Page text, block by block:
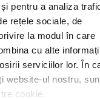
pentru a analiza
rețele sociale, de
la modul în care
cu alte
serviciilor lor. În
website-ul nostru,
cookie.